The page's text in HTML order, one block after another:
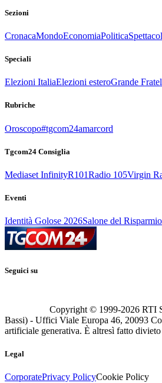
Sezioni
CronacaMondoEconomiaPolitica
Speciali
Elezioni ItaliaElezioni esteroGrande
Rubriche
Oroscopo#tgcom24amarcord
Tgcom24 Consiglia
Mediaset InfinityR101Radio 105Virgin
Eventi
Identità Golose 2026Salone del
Seguici su
Copyright © 1999-2026 RTI
Bassi) - Uffici Viale Europa 46, 20093
artificiale generativa. È altresì fatto
Legal
CorporatePrivacy PolicyCookie Policy